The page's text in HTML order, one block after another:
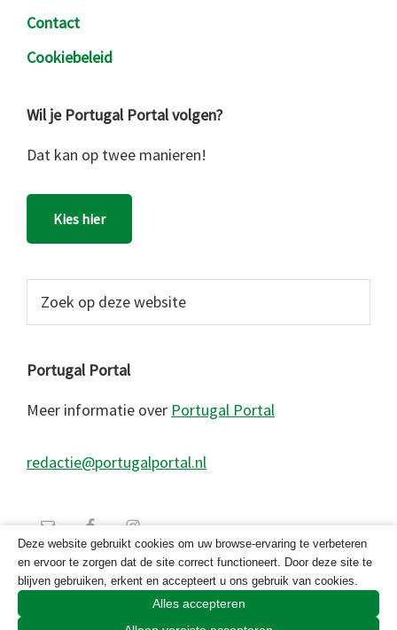
Contact
Cookiebeleid
Wil je Portugal Portal volgen?
Dat kan op twee manieren!
Kies hier
website
Portugal Portal
Meer informatie over Portugal Portal
redactie@portugalportal.nl
Deze website gebruikt cookies om uw browse-ervaring te verbeteren
en ervoor te zorgen dat de site correct functioneert. Door deze site te
blijven gebruiken, erkent en accepteert u ons gebruik van cookies.
Alles accepteren